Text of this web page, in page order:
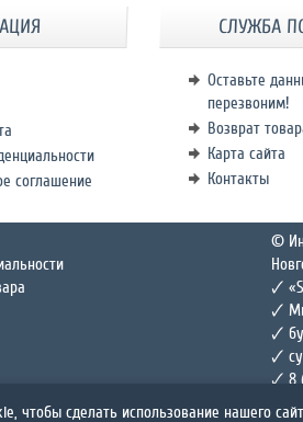
соглашение
СЛУЖБА
Оставьте
перезвоним!
Возврат
Карта сайта
Контакты
©
🗸
🗸
🗸
🗸
🗸 8
чтобы сделать использование нашего